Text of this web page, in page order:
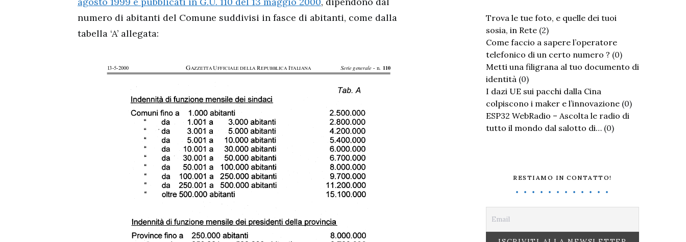
numero di abitanti del Comune suddivisi in fasce di abitanti, come dalla
tabella ‘A’ allegata:
Trova le tue foto, e quelle dei tuoi
sosia, in Rete (2)
Come faccio a sapere l’operatore
telefonico di un certo numero ? (0)
Metti una filigrana al tuo documento di
identità (0)
I dazi UE sui pacchi dalla Cina
colpiscono i maker e l’innovazione (0)
ESP32 WebRadio – Ascolta le radio di
tutto il mondo dal salotto di… (0)
RESTIAMO IN CONTATTO!